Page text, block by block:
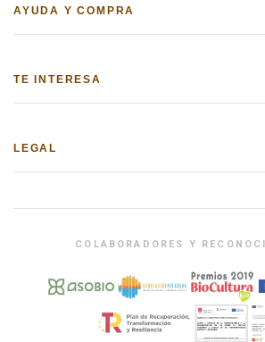
AYUDA Y COMPRA
TE INTERESA
LEGAL
COLABORADORES Y